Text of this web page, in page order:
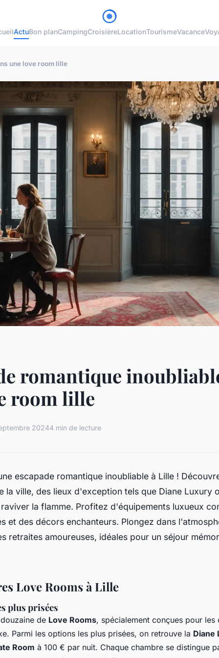
ActuBon planCampingCroisièreLocationTourismeVacance
une love room lille
romantique
room lille
20244 min de lecture
escapade romantique inoubliable à Lille !
la ville, des lieux d'exception tels que Diane Luxury
la flamme. Profitez d'équipements luxueux
et des décors enchanteurs. Plongez dans
retraites amoureuses, idéales pour un séjour
Love Rooms à Lille
plus prisées
de Love Rooms, spécialement conçues pour les
Parmi les options les plus prisées, on retrouve la Diane
Room à 100 € par nuit. Chaque chambre se distingue